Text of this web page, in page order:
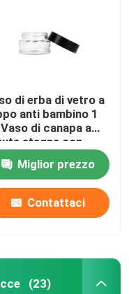
di erba di vetro a
anti bambino 1
di canapa a
stagna con
a prova di
Miglior prezzo
Contattaci
(23)